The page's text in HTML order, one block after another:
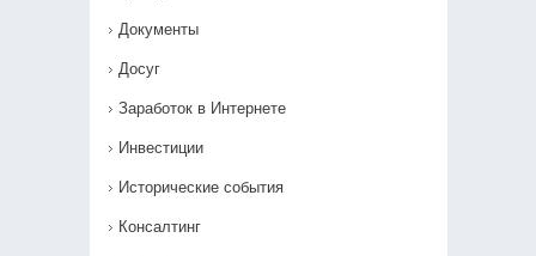
Документы
Досуг
Заработок в Интернете
Инвестиции
Исторические события
Консалтинг